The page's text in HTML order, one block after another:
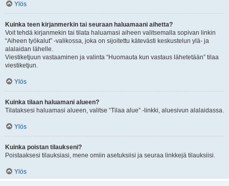
Ylös
Kuinka teen kirjanmerkin tai seuraan haluamaani aihetta?
Voit tehdä kirjanmekin tai tilata haluamasi aiheen valitsemalla sopivan linkin
“Aiheen työkalut” -valikossa, joka on sijoitettu kätevästi keskustelun ylä- ja
alalaidan lähelle.
Viestiketjuun vastaaminen ja valinta “Huomauta kun vastaus lähetetään” tilaa
viestiketjun.
Ylös
Kuinka tilaan haluamani alueen?
Tilataksesi haluamasi alueen, valitse “Tilaa alue” -linkki, aluesivun alalaidassa.
Ylös
Kuinka poistan tilaukseni?
Poistaaksesi tilauksiasi, mene omiin asetuksiisi ja seuraa linkkejä tilauksiisi.
Ylös